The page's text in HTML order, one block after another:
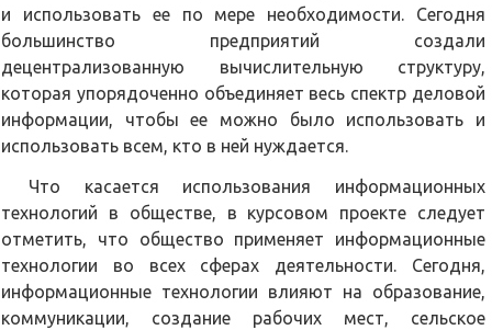
и использовать ее по мере необходимости. Сегодня
большинство предприятий создали
децентрализованную вычислительную структуру,
которая упорядоченно объединяет весь спектр деловой
информации, чтобы ее можно было использовать и
использовать всем, кто в ней нуждается.
Что касается использования информационных
технологий в обществе, в курсовом проекте следует
отметить, что общество применяет информационные
технологии во всех сферах деятельности. Сегодня,
информационные технологии влияют на образование,
коммуникации, создание рабочих мест, сельское